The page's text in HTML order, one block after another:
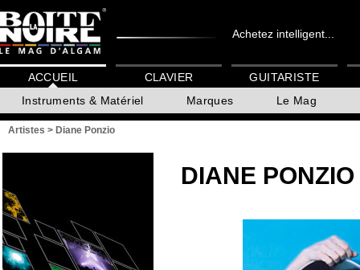
Achetez intelligent...
ACCUEIL
Instruments & Matériel
Marques Le Mag
CLAVIER GUITARISTE
Artistes > Diane Ponzio
DIANE PONZIO